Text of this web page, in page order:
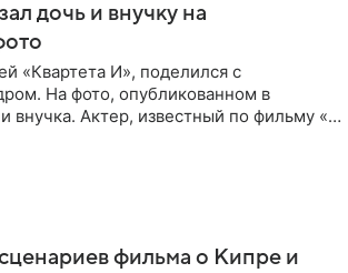
дочь и внучку на
«Квартета И», поделился с
На фото, опубликованном в
внучка. Актер, известный по фильму «О
фильма о Кипре и